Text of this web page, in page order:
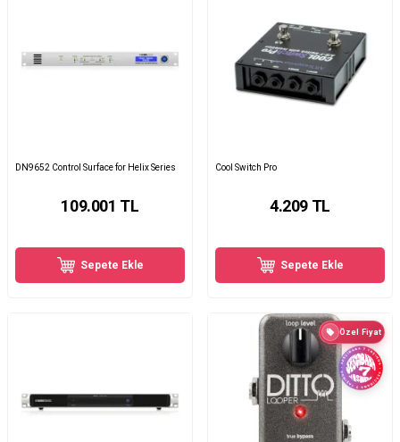
DN9652 Control Surface for Helix Series
109.001 TL
Sepete Ekle
Cool Switch Pro
4.209 TL
Sepete Ekle
Özel Fiyat